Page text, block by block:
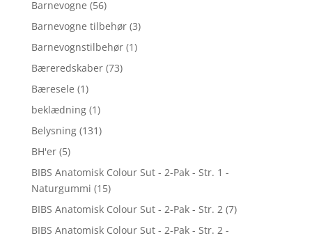
Barnevogne (56)
Barnevogne tilbehør (3)
Barnevognstilbehør (1)
Bæreredskaber (73)
Bæresele (1)
beklædning (1)
Belysning (131)
BH'er (5)
BIBS Anatomisk Colour Sut - 2-Pak - Str. 1 -
Naturgummi (15)
BIBS Anatomisk Colour Sut - 2-Pak - Str. 2 (7)
BIBS Anatomisk Colour Sut - 2-Pak - Str. 2 -